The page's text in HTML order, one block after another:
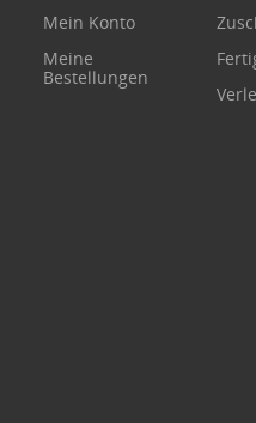
Mein Konto
Meine
Bestellungen